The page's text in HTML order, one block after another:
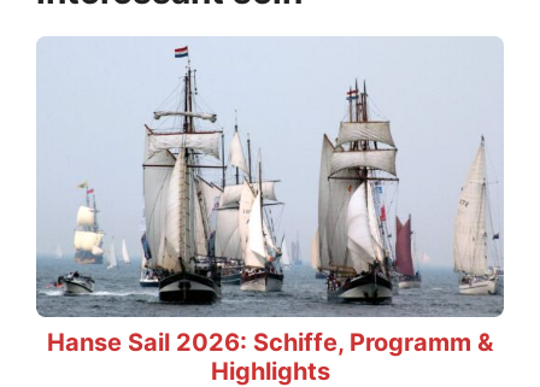
Hanse Sail 2026: Schiffe, Programm &
Highlights